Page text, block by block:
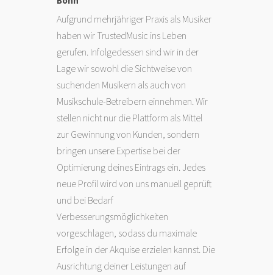
Aufgrund mehrjähriger Praxis als Musiker
haben wir TrustedMusic ins Leben
gerufen. Infolgedessen sind wir in der
Lage wir sowohl die Sichtweise von
suchenden Musikern als auch von
Musikschule-Betreibern einnehmen. Wir
stellen nicht nur die Plattform als Mittel
zur Gewinnung von Kunden, sondern
bringen unsere Expertise bei der
Optimierung deines Eintrags ein. Jedes
neue Profil wird von uns manuell geprüft
und bei Bedarf
Verbesserungsmöglichkeiten
vorgeschlagen, sodass du maximale
Erfolge in der Akquise erzielen kannst. Die
Ausrichtung deiner Leistungen auf